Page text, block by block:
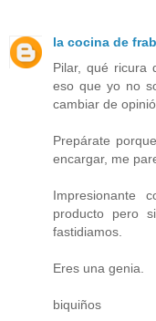
la cocina de
Pilar, qué ricura
eso que yo no
cambiar de
Prepárate
encargar, me
Impresionante
producto pero
fastidiamos.
Eres una genia.
biquiños